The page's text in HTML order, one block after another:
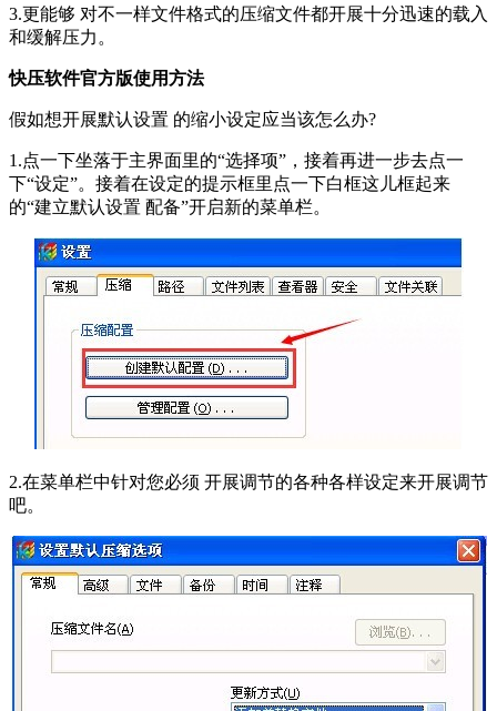
3.更能够 对不一样文件格式的压缩文件都开展十分迅速的载入
和缓解压力。
快压软件官方版使用方法
假如想开展默认设置 的缩小设定应当该怎么办?
1.点一下坐落于主界面里的“选择项”，接着再进一步去点一
下“设定”。接着在设定的提示框里点一下白框这儿框起来
的“建立默认设置 配备”开启新的菜单栏。
2.在菜单栏中针对您必须 开展调节的各种各样设定来开展调节
吧。